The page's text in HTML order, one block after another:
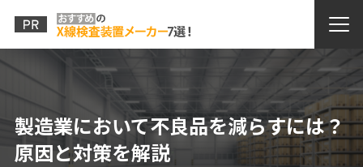
製造業において不良品を減らすには？
原因と対策を解説